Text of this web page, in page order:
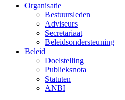
Organisatie
Bestuursleden
Adviseurs
Secretariaat
Beleidsondersteuning
Beleid
Doelstelling
Publieksnota
Statuten
ANBI